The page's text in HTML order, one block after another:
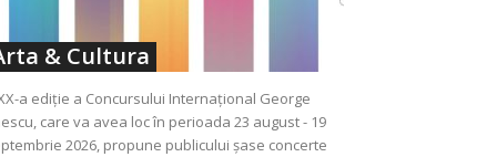
& Cultura
a ediție a Concursului Internațional George
care va avea loc în perioada 23 august - 19
2026, propune publicului șase concerte